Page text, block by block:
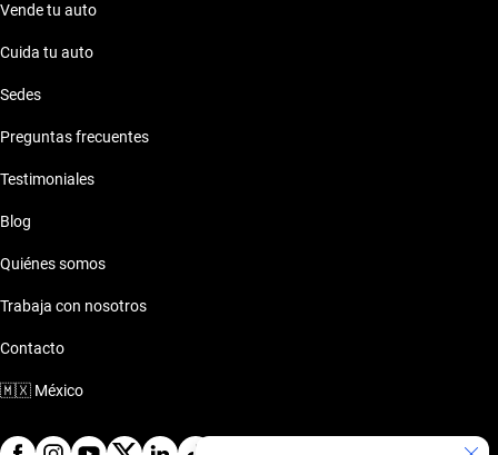
Vende tu auto
Cuida tu auto
Sedes
Preguntas frecuentes
Testimoniales
Blog
Quiénes somos
Trabaja con nosotros
Contacto
🇲🇽 México